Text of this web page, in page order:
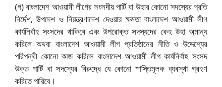
(গ) বাংলাদেশ আওয়ামী লীগের সংসদীয় পার্টি বা উহার কোনো সদস্যের প্রতি
নির্দেশ, উপদেশ ও নিয়ন্ত্রণাদেশ দেওয়ার ক্ষমতা বাংলাদেশ আওয়ামী লীগ
কার্যনির্বাহ সংসদের থাকিবে এবং উপরোক্ত সদস্যদের কেহ উহা অমান্য
করিলে অথবা বাংলাদেশ আওয়ামী লীগ প্রতিষ্ঠানের নীতি ও উদ্দেশ্যের
পরিপন্থী কোনো কাজ করিলে বাংলাদেশ আওয়ামী লীগ কার্যনির্বাহ সংসদ
উক্ত পার্টি বা সদস্যের বিরুদ্ধে যে কোনো শাস্তিমূলক ব্যবস্থা গ্রহণ
করিতে পারিবে।